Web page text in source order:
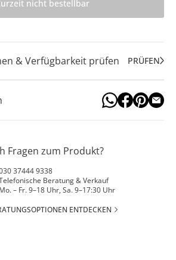
nicht bestellbar
& Verfügbarkeit prüfen PRÜFEN
Fragen zum Produkt?
37444 9338
Beratung & Verkauf
Mo. – Fr. 9–18 Uhr, Sa. 9–17:30 Uhr
ENTDECKEN